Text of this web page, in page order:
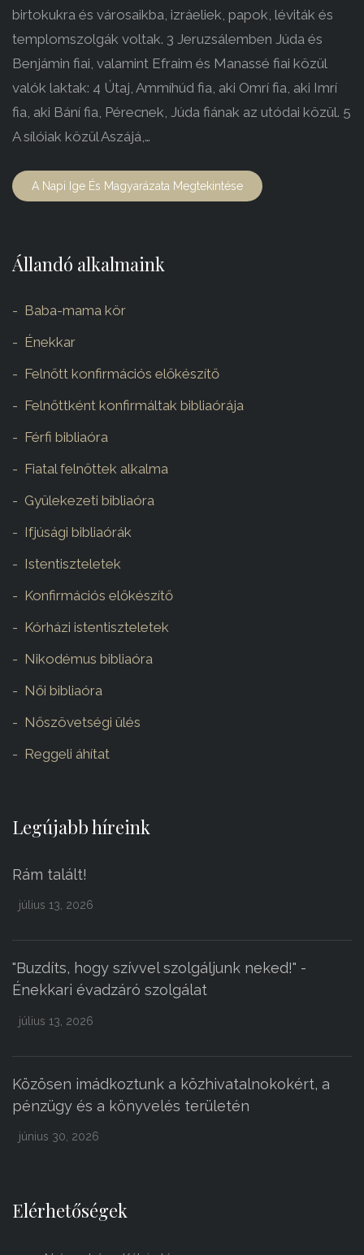
birtokukra és városaikba, izráeliek, papok, léviták és
templomszolgák voltak. 3 Jeruzsálemben Júda és
Benjámin fiai, valamint Efraim és Manassé fiai közül
valók laktak: 4 Útaj, Ammíhúd fia, aki Omrí fia, aki Imrí
fia, aki Bání fia, Pérecnek, Júda fiának az utódai közül. 5
A sílóiak közül Aszájá,…
A Napi Ige És Magyarázata Megtekintése
Állandó alkalmaink
Baba-mama kör
Énekkar
Felnőtt konfirmációs előkészítő
Felnőttként konfirmáltak bibliaórája
Férfi bibliaóra
Fiatal felnőttek alkalma
Gyülekezeti bibliaóra
Ifjúsági bibliaórák
Istentiszteletek
Konfirmációs előkészítő
Kórházi istentiszteletek
Nikodémus bibliaóra
Női bibliaóra
Nőszövetségi ülés
Reggeli áhítat
Legújabb híreink
Rám talált!
július 13, 2026
"Buzdíts, hogy szívvel szolgáljunk neked!" -
Énekkari évadzáró szolgálat
július 13, 2026
Közösen imádkoztunk a közhivatalnokokért, a
pénzügy és a könyvelés területén
június 30, 2026
Elérhetőségek